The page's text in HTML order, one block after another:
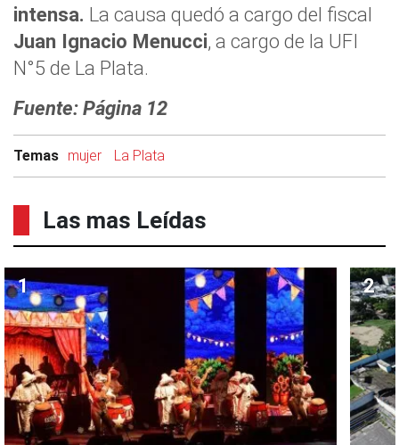
intensa. La causa quedó a cargo del fiscal
Juan Ignacio Menucci, a cargo de la UFI
N°5 de La Plata.
Fuente: Página 12
Temas mujer La Plata
Las mas Leídas